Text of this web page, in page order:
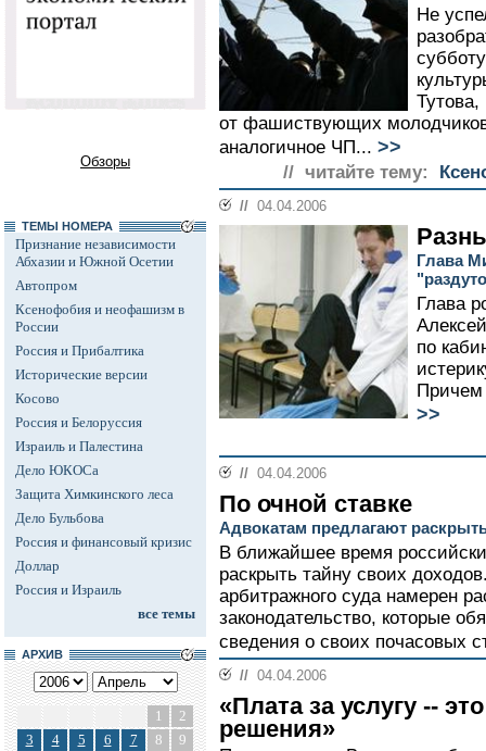
Обзоры
ТЕМЫ НОМЕРА
Признание независимости
Абхазии и Южной Осетии
Автопром
Ксенофобия и неофашизм в
России
Россия и Прибалтика
Исторические версии
Косово
Россия и Белоруссия
Израиль и Палестина
Дело ЮКОСа
Защита Химкинского леса
Дело Бульбова
Россия и финансовый кризис
Доллар
Россия и Израиль
все темы
АРХИВ
1
2
3
4 5 6 7 8
9
Не
от фашиствующих
аналогичное ЧП... >>
// читайте тему:
// 04.04.2006
Глава
Глава
по
Причем
>>
// 04.04.2006
По очной ставке
Адвокатам предлагают
В ближайшее время
раскрыть тайну своих
арбитражного суда намерен
законодательство, которые
сведения о своих почасовых
// 04.04.2006
«Плата за услугу --
решения»